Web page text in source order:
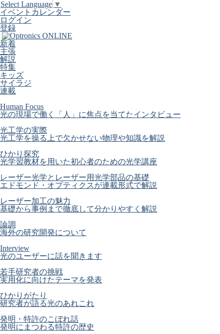
Select Language ▼
イベントカレンダー
ログイン
登録
新着
主張
解説
特集
キッズ
サイラジ
連載
Human Focus
光の現場で働く「人」に焦点を当てたインタビュー
光工学の実際
光工学を操る上で欠かせない物理や知識を解説
ひかり探究
光学習教材を用いた初心者のための光学講座
レーザー光学とレーザー用光学部品の基礎
エドモンド・オプティクスが連載形式で解説
レーザー加工の魅力
基礎から事例まで徹底して分かりやすく解説
論調
海外の研究開発について
Interview
光のユーザーに話を聞きます
若手研究者の挑戦
実用化に向けたテーマを発表
ひかりがたり
研究者が語る光のあれこれ
発明・特許のこぼれ話
発明にまつわる特許の歴史